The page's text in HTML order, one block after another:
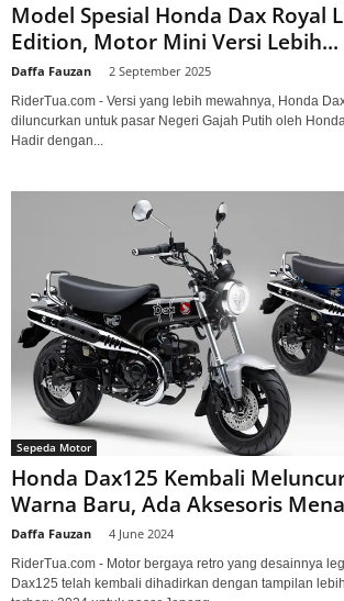
Model Spesial Honda Dax Royal
Edition, Motor Mini Versi Lebih...
Daffa Fauzan 2 September 2025
RiderTua.com - Versi yang lebih mewahnya, Honda
diluncurkan untuk pasar Negeri Gajah Putih oleh
Hadir dengan...
Sepeda Motor
Honda Dax125 Kembali
Warna Baru, Ada Aksesoris
Daffa Fauzan 4 June 2024
RiderTua.com - Motor bergaya retro yang desainnya
Dax125 telah kembali dihadirkan dengan tampilan